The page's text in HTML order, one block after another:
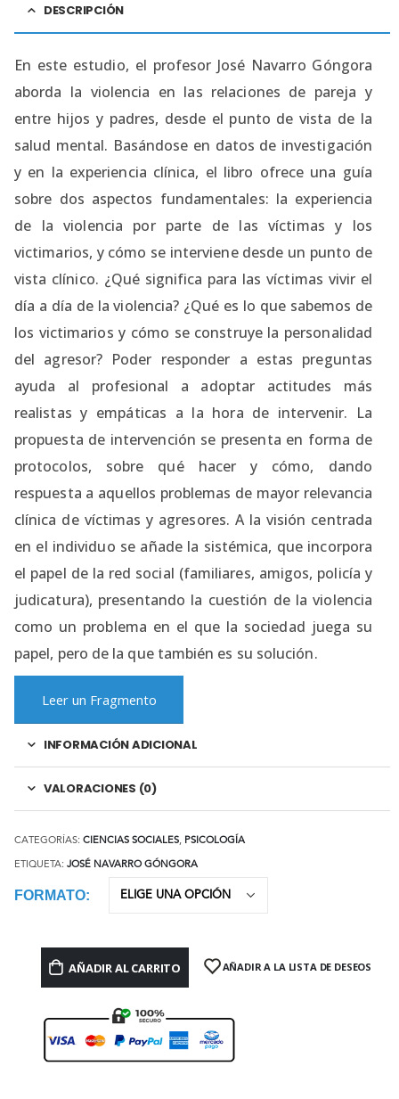
DESCRIPCIÓN
En este estudio, el profesor José Navarro Góngora
aborda la violencia en las relaciones de pareja y
entre hijos y padres, desde el punto de vista de la
salud mental. Basándose en datos de investigación
y en la experiencia clínica, el libro ofrece una guía
sobre dos aspectos fundamentales: la experiencia
de la violencia por parte de las víctimas y los
victimarios, y cómo se interviene desde un punto de
vista clínico. ¿Qué significa para las víctimas vivir el
día a día de la violencia? ¿Qué es lo que sabemos de
los victimarios y cómo se construye la personalidad
del agresor? Poder responder a estas preguntas
ayuda al profesional a adoptar actitudes más
realistas y empáticas a la hora de intervenir. La
propuesta de intervención se presenta en forma de
protocolos, sobre qué hacer y cómo, dando
respuesta a aquellos problemas de mayor relevancia
clínica de víctimas y agresores. A la visión centrada
en el individuo se añade la sistémica, que incorpora
el papel de la red social (familiares, amigos, policía y
judicatura), presentando la cuestión de la violencia
como un problema en el que la sociedad juega su
papel, pero de la que también es su solución.
Leer un Fragmento
INFORMACIÓN ADICIONAL
VALORACIONES (0)
CATEGORÍAS: CIENCIAS SOCIALES, PSICOLOGÍA
ETIQUETA: JOSÉ NAVARRO GÓNGORA
FORMATO
AÑADIR AL CARRITO AÑADIR A LA LISTA DE DESEOS